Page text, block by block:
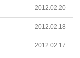
2012.02.20
2012.02.18
2012.02.17